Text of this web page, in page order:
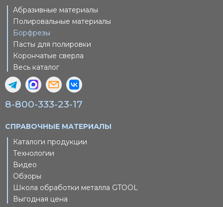
Абразивные материалы
Полировальные материалы
Борфрезы
Пасты для полировки
Корончатые сверла
Весь каталог
8-800-333-23-17
СПРАВОЧНЫЕ МАТЕРИАЛЫ
Каталоги продукции
Технологии
Видео
Обзоры
Школа обработки металла GTOOL
Выгодная цена